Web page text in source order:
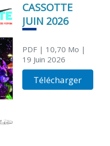
CASSOTTE
JUIN 2026
PDF| 10,70 Mo |
19 Juin 2026
Télécharger